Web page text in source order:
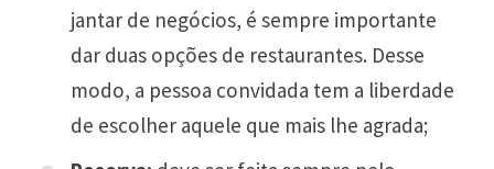
jantar de negócios, é sempre importante
dar duas opções de restaurantes. Desse
modo, a pessoa convidada tem a liberdade
de escolher aquele que mais lhe agrada;